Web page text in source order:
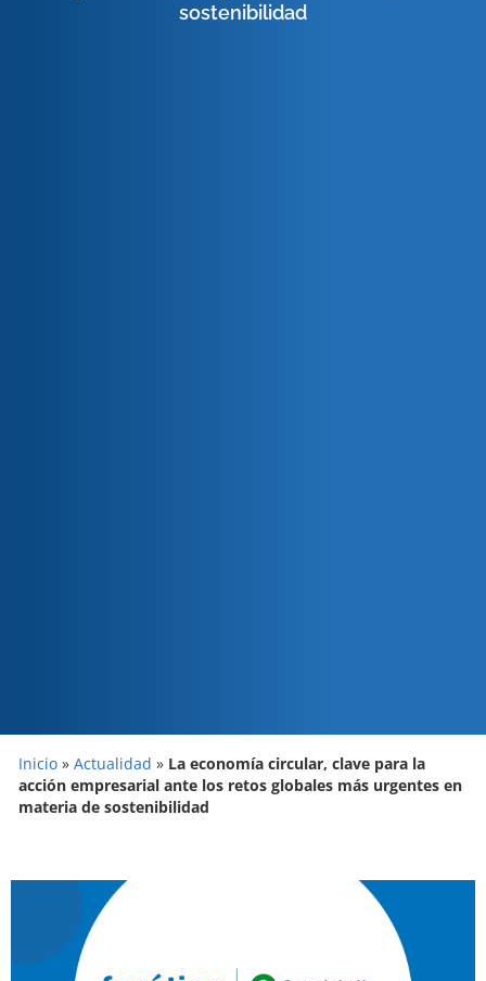
sostenibilidad
Inicio » Actualidad » La economía circular, clave para la
acción empresarial ante los retos globales más urgentes en
materia de sostenibilidad